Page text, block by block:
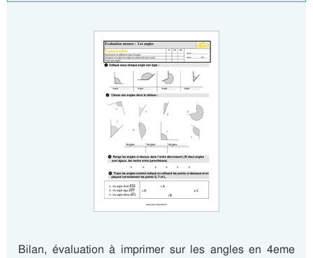
Bilan, évaluation à imprimer sur les angles en 4eme